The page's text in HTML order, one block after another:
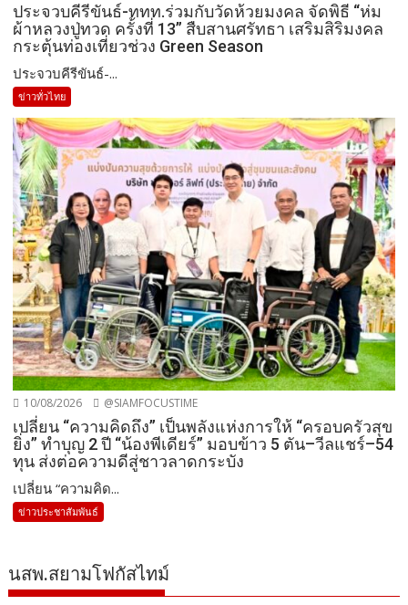
ประจวบคีรีขันธ์-ททท.ร่วมกับวัดห้วยมงคล จัดพิธี “ห่ม
ผ้าหลวงปู่ทวด ครั้งที่ 13” สืบสานศรัทธา เสริมสิริมงคล
กระตุ้นท่องเที่ยวช่วง Green Season
ประจวบคีรีขันธ์-...
ข่าวทั่วไทย
10/08/2026 @SIAMFOCUSTIME
เปลี่ยน “ความคิดถึง” เป็นพลังแห่งการให้ “ครอบครัวสุข
ยิ่ง” ทำบุญ 2 ปี “น้องพีเดียร์” มอบข้าว 5 ตัน–วีลแชร์–54
ทุน ส่งต่อความดีสู่ชาวลาดกระบัง
เปลี่ยน “ความคิด...
ข่าวประชาสัมพันธ์
นสพ.สยามโฟกัสไทม์